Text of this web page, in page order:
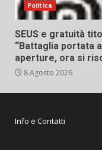
Politica
SEUS e gratuità
“Battaglia portata
aperture, ora si
8 Agosto 2026
Info e Contatti